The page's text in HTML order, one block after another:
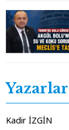
Yazarlar
Kadir İZGİN